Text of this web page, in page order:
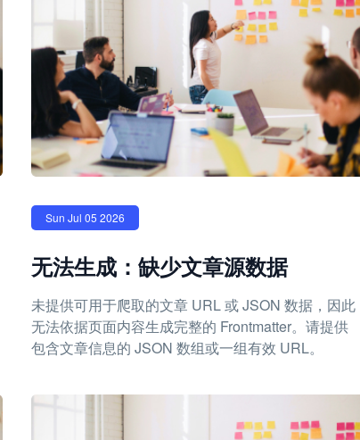
Sun Jul 05 2026
无法生成：缺少文章源数据
未提供可用于爬取的文章 URL 或 JSON 数据，因此
无法依据页面内容生成完整的 Frontmatter。请提供
包含文章信息的 JSON 数组或一组有效 URL。